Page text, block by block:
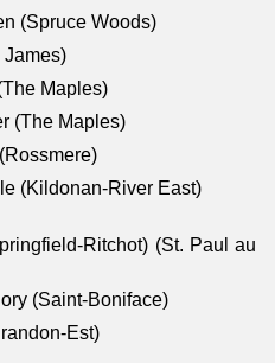
(Spruce Woods)
James)
Maples)
(The Maples)
(Kildonan-River East)
Ritchot) (St. Paul au
(Saint-Boniface)
Est)